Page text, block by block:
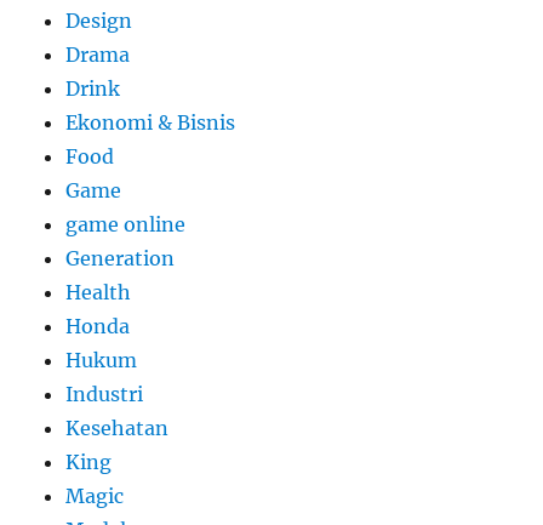
Design
Drama
Drink
Ekonomi & Bisnis
Food
Game
game online
Generation
Health
Honda
Hukum
Industri
Kesehatan
King
Magic